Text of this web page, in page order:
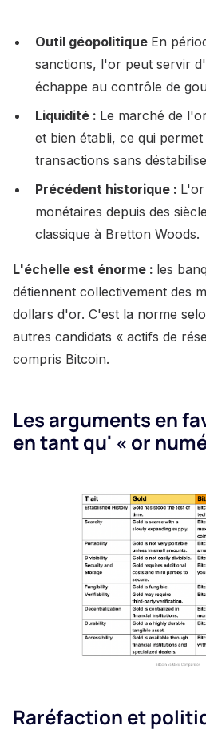
Outil géopolitique En
sanctions, l'or peut servir
échappe au contrôle de
Liquidité : Le marché de
et bien établi, ce qui
transactions sans
Précédent historique :
monétaires depuis des
classique à Bretton Woods.
L'échelle est énorme : les
détiennent collectivement des
dollars d'or. C'est la norme
autres candidats « actifs de
compris Bitcoin.
Les arguments en
en tant qu' « or
Raréfaction et